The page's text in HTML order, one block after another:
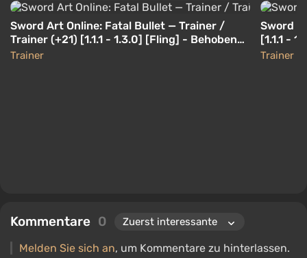
Sword Art Online: Fatal Bullet — Trainer /
Trainer (+21) [1.1.1 - 1.3.0] [Fling] - Behobene
Version
Trainer
Sword
[1.1.1 -
Trainer
Kommentare 0
Melden Sie sich an, um Kommentare zu hinterlassen.